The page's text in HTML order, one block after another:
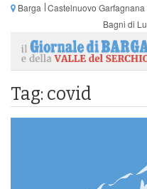
Barga Castelnuovo Garfagnana
Bagni di
Tag: covid